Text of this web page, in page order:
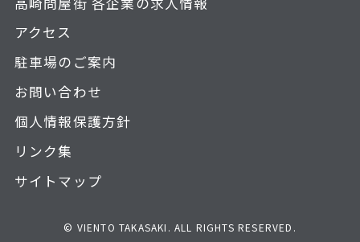
アクセス
駐車場のご案内
お問い合わせ
個人情報保護方針
リンク集
サイトマップ
© VIENTO TAKASAKI. ALL RIGHTS RESERVED.